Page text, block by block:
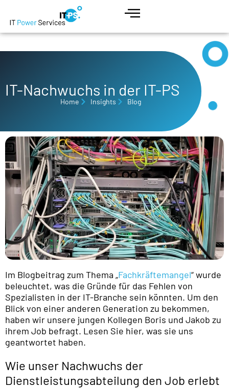
IT-Nachwuchs in der IT-PS
Home Insights Blog
Im Blogbeitrag zum Thema „Fachkräftemangel“ wurde
beleuchtet, was die Gründe für das Fehlen von
Spezialisten in der IT-Branche sein könnten. Um den
Blick von einer anderen Generation zu bekommen,
haben wir unsere jungen Kollegen Boris und Jakob zu
ihrem Job befragt. Lesen Sie hier, was sie uns
geantwortet haben.
Wie unser Nachwuchs der
Dienstleistungsabteilung den Job erlebt